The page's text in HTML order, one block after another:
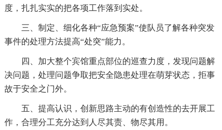
度，扎扎实实的把各项工作落到实处。
三、制定、细化各种“应急预案”使队员了解各种突发
事件的处理方法提高“处突”能力。
四、加大整个宾馆重点部位的巡查力度，发现问题解
决问题，处理问题争取把安全隐患处理在萌芽状态，拒事
故于安全之门外。
五、提高认识，创新思路主动的有创造性的去开展工
作，合理分工充分达到人尽其责、物尽其用。